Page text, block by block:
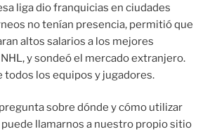
liga dio franquicias en ciudades
no tenían presencia, permitió que
altos salarios a los mejores
y sondeó el mercado extranjero.
todos los equipos y jugadores.
sobre dónde y cómo utilizar
puede llamarnos a nuestro propio sitio